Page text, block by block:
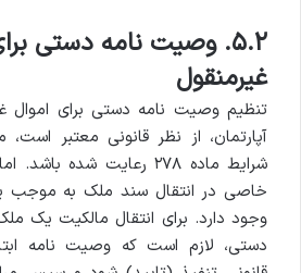
۵.۲. وصیت نامه دستی
غیرمنقول
تنظیم وصیت نامه دستی برای اموال
آپارتمان، از نظر قانونی معتبر
شرایط ماده ۲۷۸ رعایت
خاصی در انتقال سند ملک به
وجود دارد. برای انتقال مالکیت یک
دستی، لازم است که وصیت نامه